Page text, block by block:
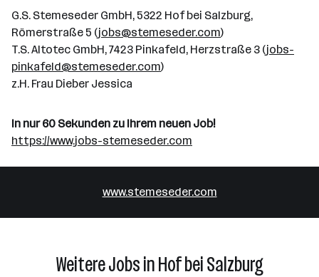
G.S. Stemeseder GmbH, 5322 Hof bei Salzburg,
Römerstraße 5 (jobs@stemeseder.com)
T.S. Altotec GmbH, 7423 Pinkafeld, Herzstraße 3 (jobs-
pinkafeld@stemeseder.com)
z.H. Frau Dieber Jessica
In nur 60 Sekunden zu Ihrem neuen Job!
https://www.jobs-stemeseder.com
www.stemeseder.com
Weitere Jobs in Hof bei Salzburg